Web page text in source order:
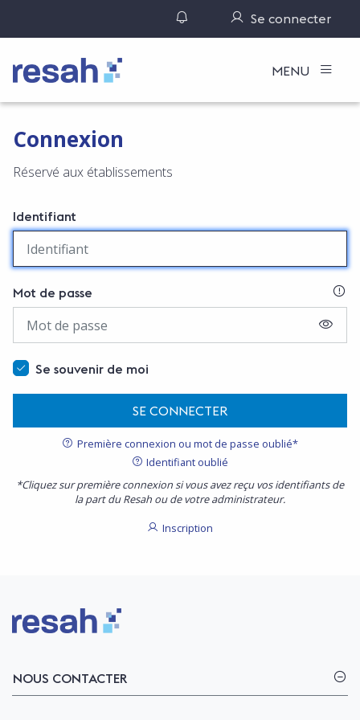
Gérer ses notifications
Se connecter
Logo Resah MENU
Connexion
Réservé aux établissements
Identifiant
Mot de passe
Se souvenir de moi
SE CONNECTER
Première connexion ou mot de passe oublié*
Identifiant oublié
*Cliquez sur première connexion si vous avez reçu vos identifiants de
la part du Resah ou de votre administrateur.
Inscription
Logo Resah
NOUS CONTACTER